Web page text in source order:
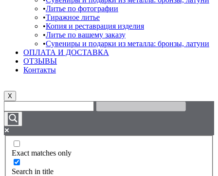
Литье по фотографии
Тиражное литье
Копия и реставрация изделия
Литье по вашему заказу
Сувениры и подарки из металла: бронзы, латуни
ОПЛАТА И ДОСТАВКА
ОТЗЫВЫ
Контакты
X
Exact matches only
Search in title